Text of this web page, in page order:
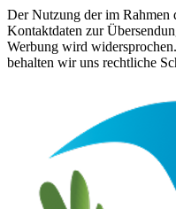
Der Nutzung der im Rahmen
Kontaktdaten zur
Werbung wird
behalten wir uns rechtliche